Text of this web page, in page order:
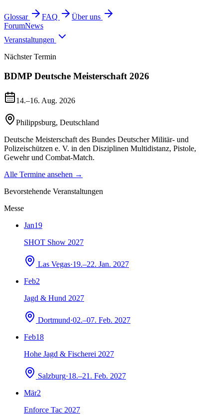
Glossar FAQ
Über uns
ForumNews
Veranstaltungen
Nächster Termin
BDMP Deutsche Meisterschaft 2026
14.–16. Aug. 2026
Philippsburg, Deutschland
Deutsche Meisterschaft des Bundes Deutscher Militär- und
Polizeischützen e. V. in den Disziplinen Multidistanz, Pistole,
Gewehr und Combat-Match.
Alle Termine ansehen →
Bevorstehende Veranstaltungen
Messe
Jan19
SHOT Show 2027
Las Vegas·19.–22. Jan. 2027
Feb2
Jagd & Hund 2027
Dortmund·02.–07. Feb. 2027
Feb18
Hohe Jagd & Fischerei 2027
Salzburg·18.–21. Feb. 2027
Mär2
Enforce Tac 2027